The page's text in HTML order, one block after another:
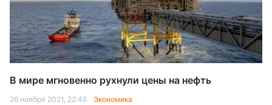
В мире мгновенно рухнули цены на нефть
26 ноября 2021, 22:46 Экономика